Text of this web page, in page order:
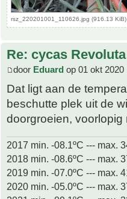
rsz_220201001_110626.jpg (916.13
Re: cycas Revoluta
door Eduard op 01 okt 2020
Dat ligt aan de
beschutte plek uit de
doorgroeien,
2017 min. -08.1ºC --- max.
2018 min. -08.6ºC --- max.
2019 min. -07.0ºC --- max.
2020 min. -05.0ºC --- max.